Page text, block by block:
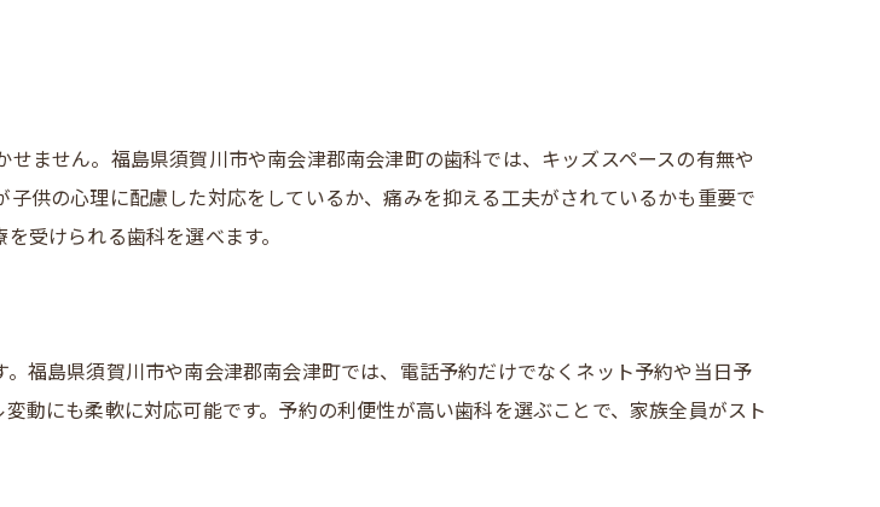
歯科セッション体験談を紹介
されるセッション内容の特徴
で受ける最新セッションの魅力
る歯科セッションのポイント
歯科受診のポイント
できる歯科の選び方ガイド
ルでも安心できる受診のコツ
力が安心感につながる理由
ません。福島県須賀川市や南会津郡南会津町の歯科では、キッズスペースの有無や
供の心理に配慮した対応をしているか、痛みを抑える工夫がされているかも重要で
受けられる歯科を選べます。
福島県須賀川市や南会津郡南会津町では、電話予約だけでなくネット予約や当日予
動にも柔軟に対応可能です。予約の利便性が高い歯科を選ぶことで、家族全員がスト